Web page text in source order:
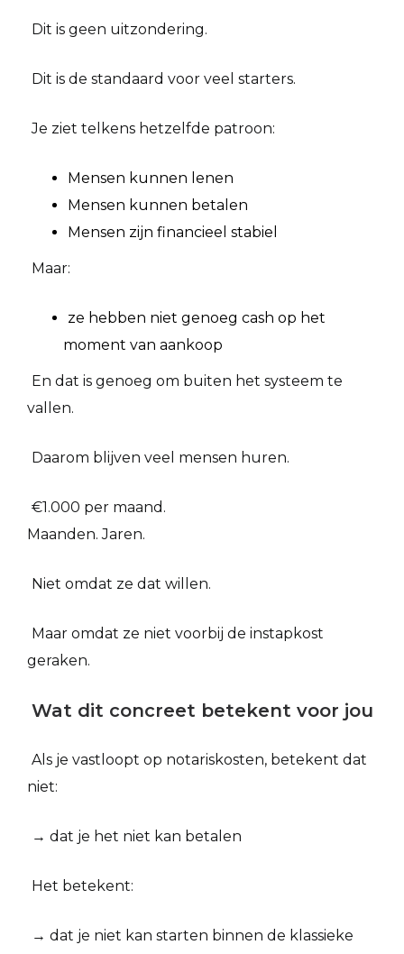
Dit is geen uitzondering.
Dit is de standaard voor veel starters.
Je ziet telkens hetzelfde patroon:
Mensen kunnen lenen
Mensen kunnen betalen
Mensen zijn financieel stabiel
Maar:
ze hebben niet genoeg cash op het
moment van aankoop
En dat is genoeg om buiten het systeem te
vallen.
Daarom blijven veel mensen huren.
€1.000 per maand.
Maanden. Jaren.
Niet omdat ze dat willen.
Maar omdat ze niet voorbij de instapkost
geraken.
Wat dit concreet betekent voor jou
Als je vastloopt op notariskosten, betekent dat
niet:
→ dat je het niet kan betalen
Het betekent:
→ dat je niet kan starten binnen de klassieke